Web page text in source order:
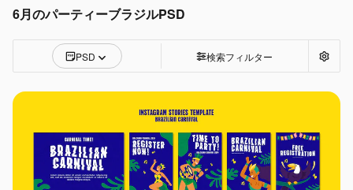
6月のパーティーブラジルPSD
PSD 検索フィルター